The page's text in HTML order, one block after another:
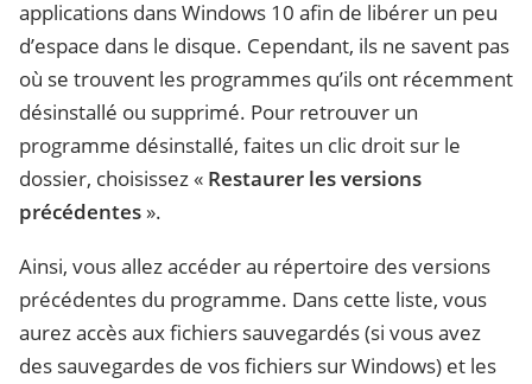
applications dans Windows 10 afin de libérer un peu
d’espace dans le disque. Cependant, ils ne savent pas
où se trouvent les programmes qu’ils ont récemment
désinstallé ou supprimé. Pour retrouver un
programme désinstallé, faites un clic droit sur le
dossier, choisissez « Restaurer les versions
précédentes ».
Ainsi, vous allez accéder au répertoire des versions
précédentes du programme. Dans cette liste, vous
aurez accès aux fichiers sauvegardés (si vous avez
des sauvegardes de vos fichiers sur Windows) et les